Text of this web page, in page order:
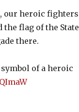
our heroic fighters
flag of the State
there.
of a heroic